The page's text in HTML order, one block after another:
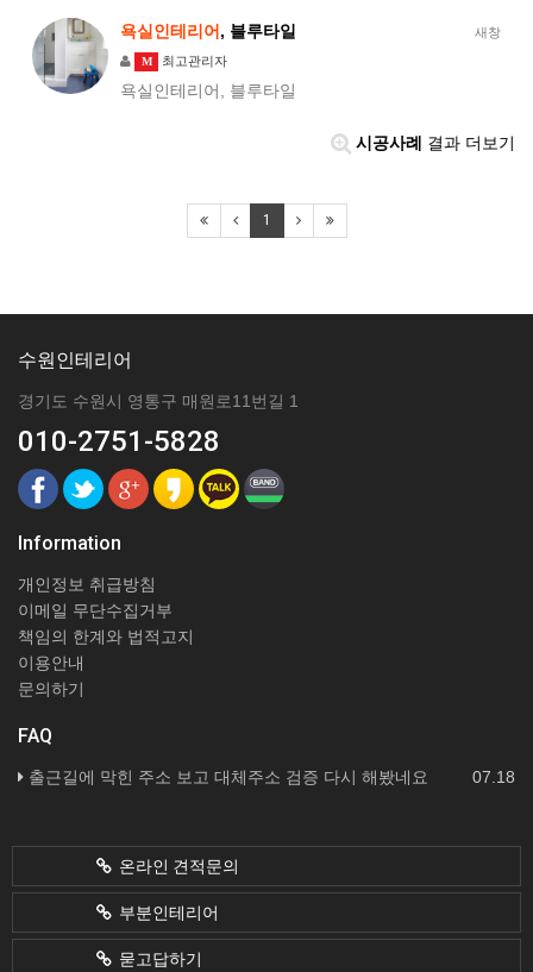
새창
욕실인테리어 , 블루타일
M 최고관리자
욕실인테리어, 블루타일
시공사례 결과 더보기
1
수원인테리어
경기도 수원시 영통구 매원로11번길 1
010-2751-5828
Information
개인정보 취급방침
이메일 무단수집거부
책임의 한계와 법적고지
이용안내
문의하기
FAQ
07.18
출근길에 막힌 주소 보고 대체주소 검증 다시 해봤네요
온라인 견적문의
부분인테리어
묻고답하기